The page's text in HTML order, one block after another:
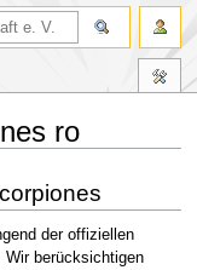
ro
der offiziellen
Wir berücksichtigen